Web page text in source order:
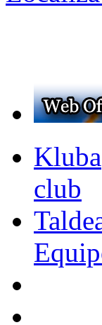
Kluba
club